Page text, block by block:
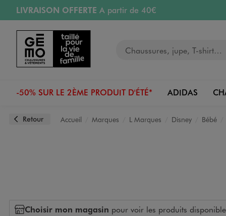
Aller au contenu principal
Aller à la navigation
LIVRAISON OFFERTE A partir de 40€
RETRAIT ET LIVRAISON OFFERTE
PAYEZ EN 3x SANS FRAIS
dès 50€
Retours OFFERTSpendant 30 jours
-50% SUR LE 2ÈME PRODUIT D'ÉTÉ* ADIDAS
Retour Accueil Marques L Marques Disney Bébé
Choisir mon magasin pour voir les produits